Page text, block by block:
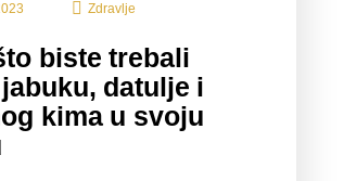
Zdravlje
biste trebali
datulje i
kima u svoju